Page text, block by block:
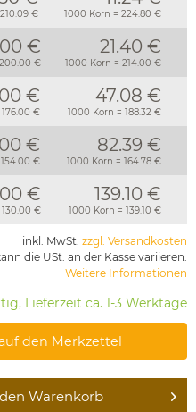
€ 1000 Korn = 224.80 €
€
€
21.40 €
1000 Korn = 214.00 €
€
€
47.08 €
1000 Korn = 188.32 €
€
€
82.39 €
1000 Korn = 164.78 €
€
€
139.10 €
1000 Korn = 139.10 €
inkl. MwSt. zzgl. Versandkosten
die USt. an der Kasse variieren.
Weitere Informationen
Lieferzeit ca. 1-3 Werktage
den Merkzettel
Warenkorb